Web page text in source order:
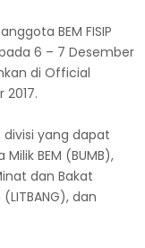
BEM FISIP
6 – 7 Desember
di Official
2017.
yang dapat
BEM (BUMB),
dan Bakat
dan